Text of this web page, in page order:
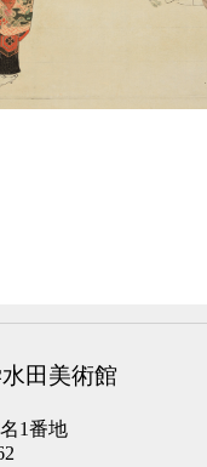
田美術館
1番地